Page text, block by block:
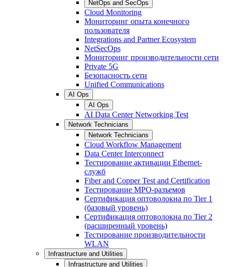
NetOps and SecOps
Cloud Monitoring
Мониторинг опыта конечного
пользователя
Integrations and Partner Ecosystem
NetSecOps
Мониторинг производительности сети
Private 5G
Безопасность сети
Unified Communications
AI Ops
AI Ops
AI Data Center Networking Test
Network Technicians
Network Technicians
Cloud Workflow Management
Data Center Interconnect
Тестирование активации Ethernet-
служб
Fiber and Copper Test and Certification
Тестирование МРО-разъемов
Сертификация оптоволокна по Tier 1
(базовый уровень)
Сертификация оптоволокна по Tier 2
(расширенный уровень)
Тестирование производительности
WLAN
Infrastructure and Utilities
Infrastructure and Utilities